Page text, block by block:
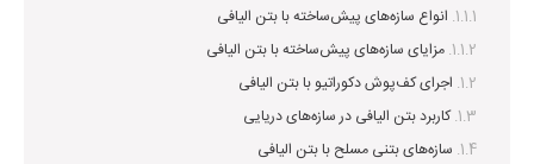
انواع سازه‌های پیش‌ساخته با بتن الیافی
مزایای سازه‌های پیش‌ساخته با بتن الیافی
اجرای کف‌پوش‌ دکوراتیو با بتن الیافی
کاربرد بتن الیافی در سازه‌های دریایی
سازه‌های بتنی مسلح با بتن الیافی